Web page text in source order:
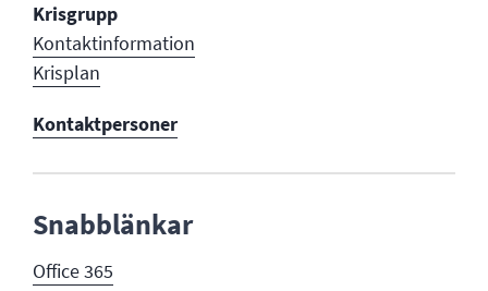
Krisgrupp
Kontaktinformation
Krisplan
Kontaktpersoner
Snabblänkar
Office 365